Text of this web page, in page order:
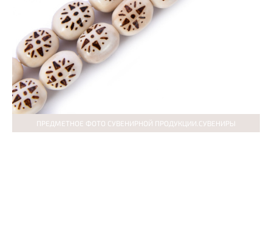
ПРЕДМЕТНОЕ ФОТО СУВЕНИРНОЙ ПРОДУКЦИИ.СУВЕНИРЫ